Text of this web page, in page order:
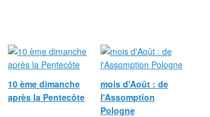
10 ème dimanche
après la Pentecôte
mois d'Août : de
l'Assomption
Pologne